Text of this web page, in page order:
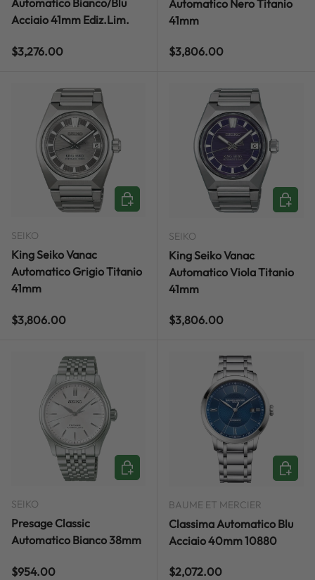
Automatico Bianco/Blu
Acciaio 41mm Ediz.Lim.
Regular price
$3,276.00
Automatico Nero Titanio
41mm
Regular price
$3,806.00
SEIKO
King Seiko Vanac
Automatico Grigio Titanio
41mm
Regular price
$3,806.00
ADD TO CART
SEIKO
King Seiko Vanac
Automatico Viola Titanio
41mm
Regular price
$3,806.00
ADD
SEIKO
Presage Classic
Automatico Bianco 38mm
Regular price
$954.00
ADD TO CART
BAUME ET MERCIER
Classima Automatico Blu
Acciaio 40mm 10880
Regular price
$2,072.00
ADD